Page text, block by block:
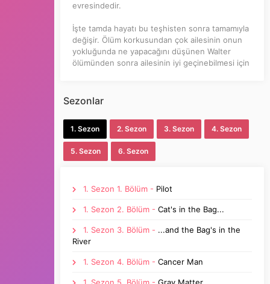
evresindedir.
İşte tamda hayatı bu teşhisten sonra tamamıyla
değişir. Ölüm korkusundan çok ailesinin onun
yokluğunda ne yapacağını düşünen Walter
ölümünden sonra ailesinin iyi geçinebilmesi için
için polis olan bacanağı Hankle buluşurlar
.Tamda bu sırada polis olan bacanağı
uyuşturucu baskınına denk gelir. Bu esnada
bacanağının yanında olan Walter da baskına
Bu işlerde büyük paraların olduğunu anlayan
buluşmaya gider.Bu buluşmada ise Jesse’e bir
kimya öğretmenliğinin ona kazandırdığı
bilgilerle, öğrencisine bir uyuşturucu türü olan
meth yapmayı teklif eder. Kimya bilgisinin
özgün mavi renkli bir meth üretir ve ününü kısa
Sezonlar
1. Sezon 2. Sezon 3. Sezon 4. Sezon
5. Sezon 6. Sezon
1. Sezon 1. Bölüm - Pilot
1. Sezon 2. Bölüm - Cat's in the Bag...
1. Sezon 3. Bölüm - ...and the Bag's in the
River
1. Sezon 4. Bölüm - Cancer Man